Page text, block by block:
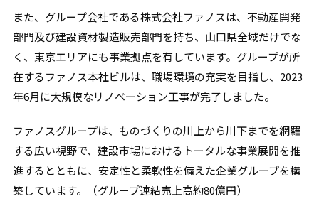
また、グループ会社である株式会社ファノスは、不動産開発
部門及び建設資材製造販売部門を持ち、山口県全域だけでな
く、東京エリアにも事業拠点を有しています。グループが所
在するファノス本社ビルは、職場環境の充実を目指し、2023
年6月に大規模なリノベーション工事が完了しました。
ファノスグループは、ものづくりの川上から川下までを網羅
する広い視野で、建設市場におけるトータルな事業展開を推
進するとともに、安定性と柔軟性を備えた企業グループを構
築しています。（グループ連結売上高約80億円）